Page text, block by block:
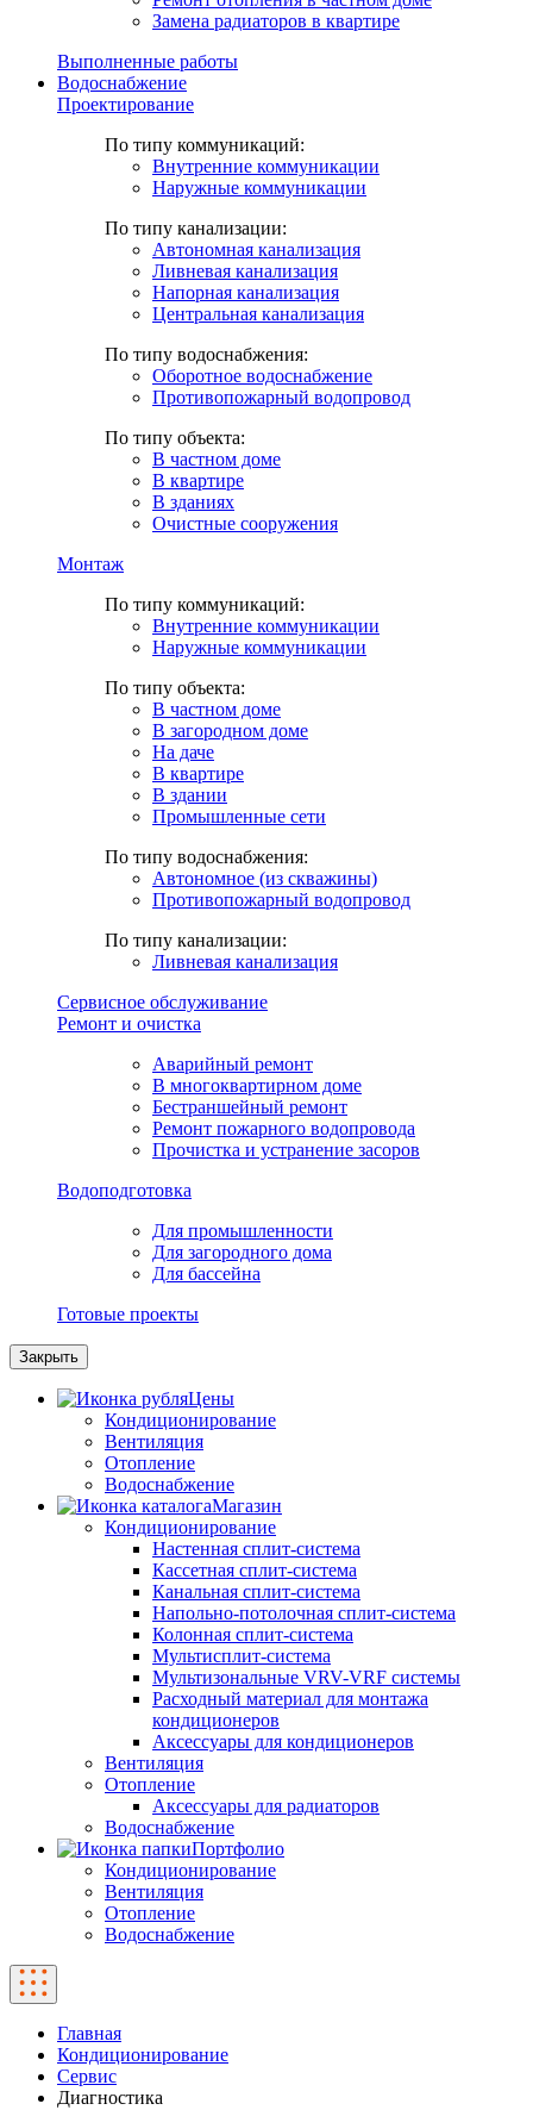
Замена радиаторов в квартире
Выполненные работы
Водоснабжение
Проектирование
По типу коммуникаций:
Внутренние коммуникации
Наружные коммуникации
По типу канализации:
Автономная канализация
Ливневая канализация
Напорная канализация
Центральная канализация
По типу водоснабжения:
Оборотное водоснабжение
Противопожарный водопровод
По типу объекта:
В частном доме
В квартире
В зданиях
Очистные сооружения
Монтаж
По типу коммуникаций:
Внутренние коммуникации
Наружные коммуникации
По типу объекта:
В частном доме
В загородном доме
На даче
В квартире
В здании
Промышленные сети
По типу водоснабжения:
Автономное (из скважины)
Противопожарный водопровод
По типу канализации:
Ливневая канализация
Сервисное обслуживание
Ремонт и очистка
Аварийный ремонт
В многоквартирном доме
Бестраншейный ремонт
Ремонт пожарного водопровода
Прочистка и устранение засоров
Водоподготовка
Для промышленности
Для загородного дома
Для бассейна
Готовые проекты
Закрыть
Цены
Кондиционирование
Вентиляция
Отопление
Водоснабжение
Магазин
Кондиционирование
Настенная сплит-система
Кассетная сплит-система
Канальная сплит-система
Напольно-потолочная сплит-система
Колонная сплит-система
Мультисплит-система
Мультизональные VRV-VRF системы
Расходный материал для монтажа
кондиционеров
Аксессуары для кондиционеров
Вентиляция
Отопление
Аксессуары для радиаторов
Водоснабжение
Портфолио
Кондиционирование
Вентиляция
Отопление
Водоснабжение
Главная
Кондиционирование
Сервис
Диагностика